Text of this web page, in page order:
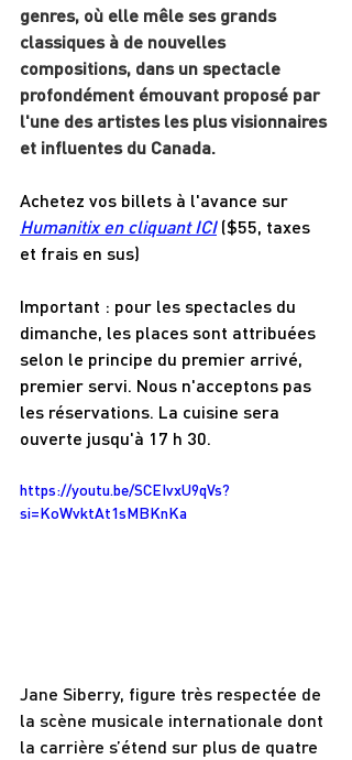
genres, où elle mêle ses grands
classiques à de nouvelles
compositions, dans un spectacle
profondément émouvant proposé par
l'une des artistes les plus visionnaires
et influentes du Canada.
Achetez vos billets à l'avance sur
Humanitix en cliquant ICI ($55, taxes
et frais en sus)
Important : pour les spectacles du
dimanche, les places sont attribuées
selon le principe du premier arrivé,
premier servi. Nous n'acceptons pas
les réservations. La cuisine sera
ouverte jusqu'à 17 h 30.
https://youtu.be/SCEIvxU9qVs?
si=KoWvktAt1sMBKnKa
Jane Siberry, figure très respectée de
la scène musicale internationale dont
la carrière s’étend sur plus de quatre